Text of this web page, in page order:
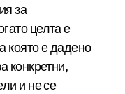
за
целта е
която е дадено
конкретни,
и не се